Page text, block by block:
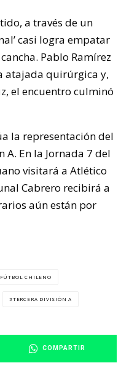
a través de un
casi logra empatar
Pablo Ramírez
atajada quirúrgica y,
el encuentro culminó
la representación del
A. En la Jornada 7 del
visitará a Atlético
Cabrero recibirá a
aún están por
FÚTBOL CHILENO
TERCERA DIVISIÓN A
COMPARTIR